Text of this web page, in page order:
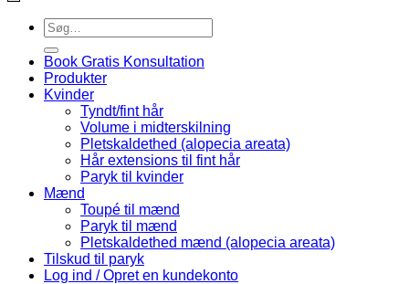
Søg
efter:
Book Gratis Konsultation
Produkter
Kvinder
Tyndt/fint hår
Volume i midterskilning
Pletskaldethed (alopecia areata)
Hår extensions til fint hår
Paryk til kvinder
Mænd
Toupé til mænd
Paryk til mænd
Pletskaldethed mænd (alopecia areata)
Tilskud til paryk
Log ind / Opret en kundekonto